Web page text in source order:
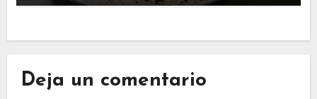
Deja un comentario